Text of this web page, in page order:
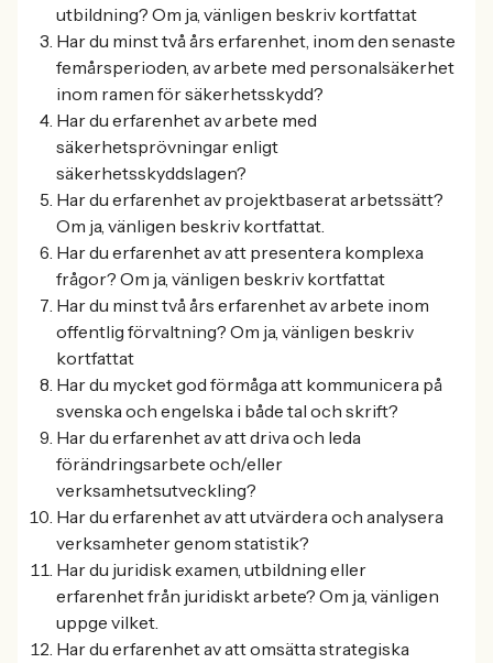
utbildning? Om ja, vänligen beskriv kortfattat
Har du minst två års erfarenhet, inom den senaste
femårsperioden, av arbete med personalsäkerhet
inom ramen för säkerhetsskydd?
Har du erfarenhet av arbete med
säkerhetsprövningar enligt
säkerhetsskyddslagen?
Har du erfarenhet av projektbaserat arbetssätt?
Om ja, vänligen beskriv kortfattat.
Har du erfarenhet av att presentera komplexa
frågor? Om ja, vänligen beskriv kortfattat
Har du minst två års erfarenhet av arbete inom
offentlig förvaltning? Om ja, vänligen beskriv
kortfattat
Har du mycket god förmåga att kommunicera på
svenska och engelska i både tal och skrift?
Har du erfarenhet av att driva och leda
förändringsarbete och/eller
verksamhetsutveckling?
Har du erfarenhet av att utvärdera och analysera
verksamheter genom statistik?
Har du juridisk examen, utbildning eller
erfarenhet från juridiskt arbete? Om ja, vänligen
uppge vilket.
Har du erfarenhet av att omsätta strategiska